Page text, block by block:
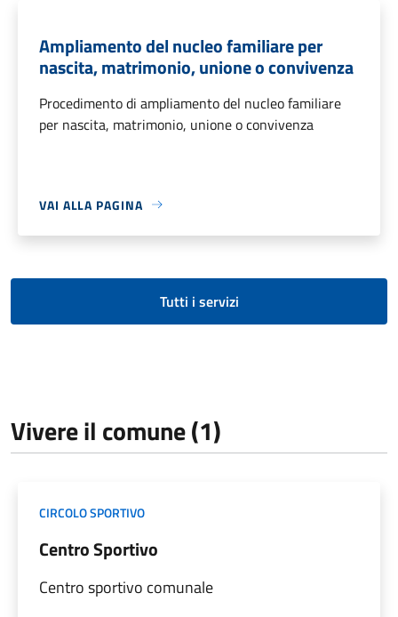
Ampliamento del nucleo familiare per
nascita, matrimonio, unione o convivenza
Procedimento di ampliamento del nucleo familiare
per nascita, matrimonio, unione o convivenza
VAI ALLA PAGINA
Tutti i servizi
Vivere il comune (1)
CIRCOLO SPORTIVO
Centro Sportivo
Centro sportivo comunale